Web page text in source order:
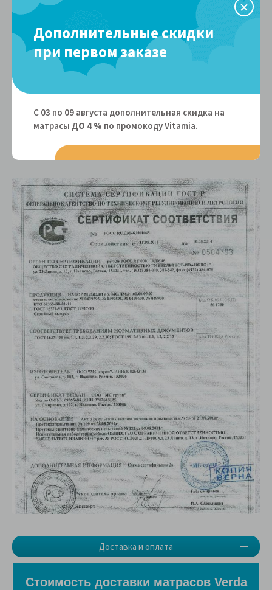
Доставка и оплата
Стоимость доставки матрасов Verda
Дополнительные скидки
при первом заказе
С 03 по 09 августа дополнительная скидка на
матрасы ДО 4 % по промокоду Vitamiа.